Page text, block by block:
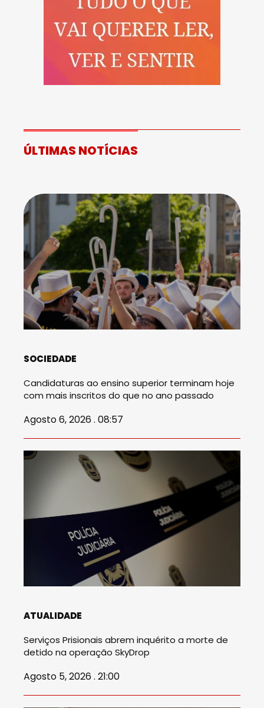
ÚLTIMAS NOTÍCIAS
SOCIEDADE
Candidaturas ao ensino superior terminam hoje
com mais inscritos do que no ano passado
Agosto 6, 2026 . 08:57
ATUALIDADE
Serviços Prisionais abrem inquérito a morte de
detido na operação SkyDrop
Agosto 5, 2026 . 21:00